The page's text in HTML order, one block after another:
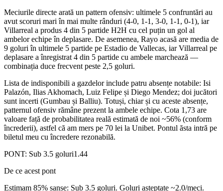
Meciurile directe arată un pattern ofensiv: ultimele 5 confruntări au
avut scoruri mari în mai multe rânduri (4-0, 1-1, 3-0, 1-1, 0-1), iar
Villarreal a produs 4 din 5 partide H2H cu cel puțin un gol al
ambelor echipe în deplasare. De asemenea, Rayo acasă are media de
9 goluri în ultimele 5 partide pe Estadio de Vallecas, iar Villarreal pe
deplasare a înregistrat 4 din 5 partide cu ambele marchează —
combinația duce frecvent peste 2,5 goluri.
Lista de indisponibili a gazdelor include patru absențe notabile: Isi
Palazón, Ilias Akhomach, Luiz Felipe și Diego Mendez; doi jucători
sunt incerti (Gumbau și Balliu). Totuși, chiar și cu aceste absențe,
patternul ofensiv rămâne prezent la ambele echipe. Cota 1,73 are
valoare față de probabilitatea reală estimată de noi ~56% (conform
încrederii), astfel că am mers pe 70 lei la Unibet. Pontul ăsta intră pe
biletul meu cu încredere rezonabilă.
PONT: Sub 3.5 goluri1.44
De ce acest pont
Estimam 85% sanse: Sub 3.5 goluri. Goluri asteptate ~2.0/meci.